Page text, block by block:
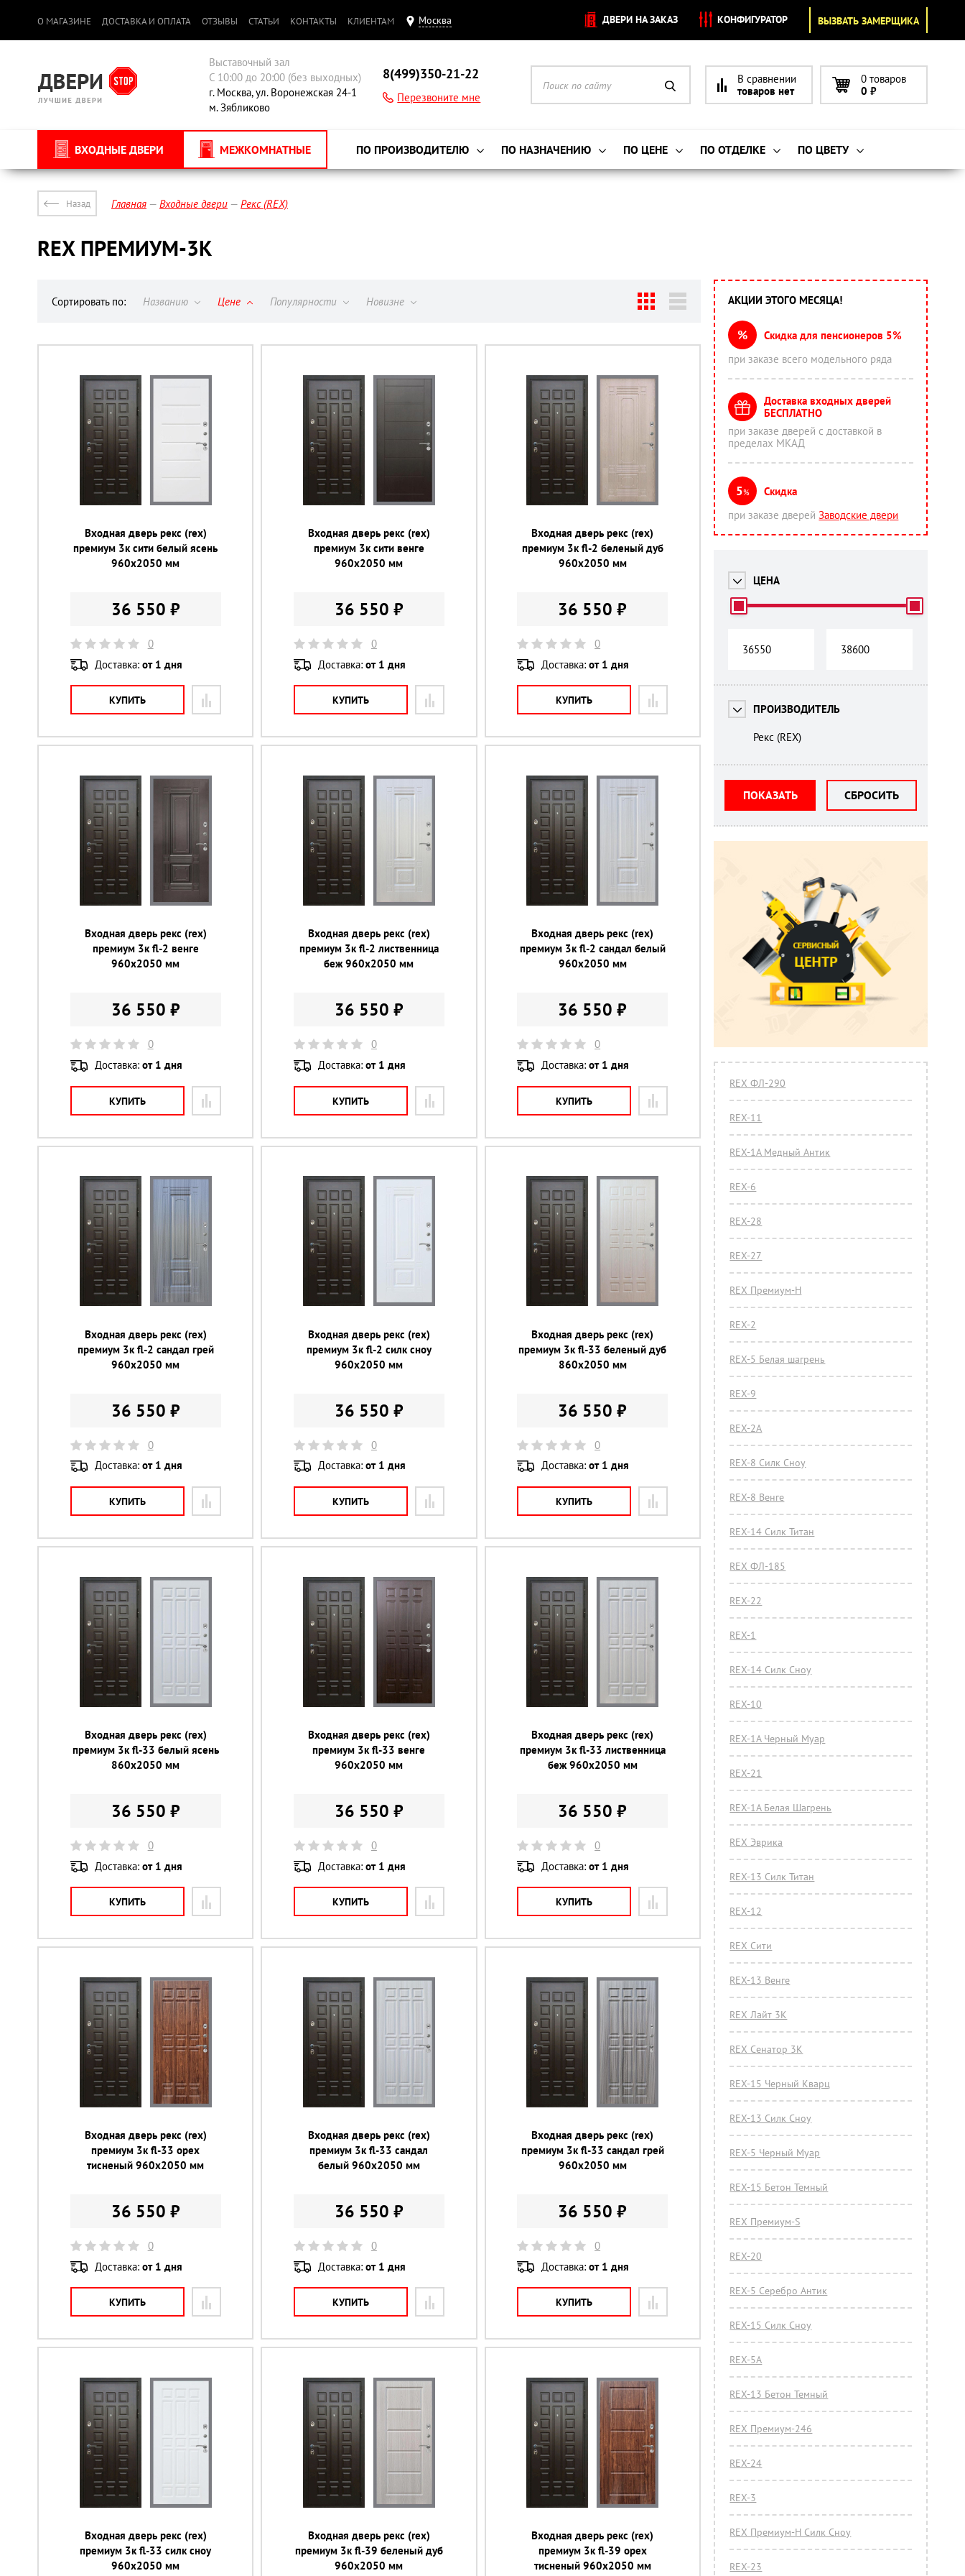
О МАГАЗИНЕ ДОСТАВКА И ОПЛАТА ОТЗЫВЫ СТАТЬИ КОНТАКТЫ КЛИЕНТАМ Москва ДВЕРИ НА ЗАКАЗ КОНФИГУРАТОР ВЫЗВАТЬ ЗАМЕРЩИКА
Выставочный зал
С 10:00 до 20:00 (без выходных)
г. Москва, ул. Воронежская 24-1
м. Зябликово
8(499)350-21-22
Перезвоните мне
В сравнении
товаров нет
0 товаров
0 ₽
ВХОДНЫЕ ДВЕРИ ПО ПРОИЗВОДИТЕЛЮ ПО НАЗНАЧЕНИЮ ПО ЦЕНЕ ПО ОТДЕЛКЕ ПО ЦВЕТУ
МЕЖКОМНАТНЫЕ
Назад Главная Входные двери Рекс (REX)
REX ПРЕМИУМ-3К
Сортировать по: Названию Цене Популярности Новизне
Входная дверь рекс (rex)
премиум 3к сити белый ясень
960х2050 мм
36 550 ₽
0
Доставка: от 1 дня
КУПИТЬ
Входная дверь рекс (rex)
премиум 3к сити венге
960х2050 мм
36 550 ₽
0
Доставка: от 1 дня
КУПИТЬ
Входная дверь рекс (rex)
премиум 3к fl-2 беленый дуб
960х2050 мм
36 550 ₽
0
Доставка:от 1 дня
КУПИТЬ
Входная дверь рекс (rex)
премиум 3к fl-2 венге
960х2050 мм
36 550 ₽
0
Доставка: от 1 дня
КУПИТЬ
Входная дверь рекс (rex)
премиум 3к fl-2 лиственница
беж 960х2050 мм
36 550 ₽
0
Доставка: от 1 дня
КУПИТЬ
Входная дверь рекс (rex)
премиум 3к fl-2 сандал белый
960х2050 мм
36 550 ₽
0
Доставка:от 1 дня
КУПИТЬ
Входная дверь рекс (rex)
премиум 3к fl-2 сандал грей
960х2050 мм
36 550 ₽
0
Доставка: от 1 дня
КУПИТЬ
Входная дверь рекс (rex)
премиум 3к fl-2 силк сноу
960х2050 мм
36 550 ₽
0
Доставка: от 1 дня
КУПИТЬ
Входная дверь рекс (rex)
премиум 3к fl-33 беленый дуб
860х2050 мм
36 550 ₽
0
Доставка:от 1 дня
КУПИТЬ
Входная дверь рекс (rex)
премиум 3к fl-33 белый ясень
860х2050 мм
36 550 ₽
0
Доставка: от 1 дня
КУПИТЬ
Входная дверь рекс (rex)
премиум 3к fl-33 венге
960х2050 мм
36 550 ₽
0
Доставка: от 1 дня
КУПИТЬ
Входная дверь рекс (rex)
премиум 3к fl-33 лиственница
беж 960х2050 мм
36 550 ₽
0
Доставка:от 1 дня
КУПИТЬ
Входная дверь рекс (rex)
премиум 3к fl-33 орех
тисненый 960х2050 мм
36 550 ₽
0
Доставка: от 1 дня
КУПИТЬ
Входная дверь рекс (rex)
премиум 3к fl-33 сандал
белый 960х2050 мм
36 550 ₽
0
Доставка: от 1 дня
КУПИТЬ
Входная дверь рекс (rex)
премиум 3к fl-33 сандал грей
960х2050 мм
36 550 ₽
0
Доставка:от 1 дня
КУПИТЬ
Входная дверь рекс (rex)
премиум 3к fl-33 силк сноу
960х2050 мм
Входная дверь рекс (rex)
премиум 3к fl-39 беленый дуб
960х2050 мм
Входная дверь рекс (rex)
премиум 3к fl-39 орех
тисненый 960х2050 мм
АКЦИИ ЭТОГО МЕСЯЦА!
%
Скидка для пенсионеров 5%
при заказе всего модельного ряда
Доставка входных дверей
БЕСПЛАТНО
при заказе дверей с доставкой в
пределах МКАД
5%
Скидка
при заказе дверейЗаводские двери
ЦЕНА
ПРОИЗВОДИТЕЛЬ
Рекс (REX)
ПОКАЗАТЬ СБРОСИТЬ
REX ФЛ-290
REX-11
REX-1A Медный Антик
REX-6
REX-28
REX-27
REX Премиум-Н
REX-2
REX-5 Белая шагрень
REX-9
REX-2А
REX-8 Силк Сноу
REX-8 Венге
REX-14 Силк Титан
REX ФЛ-185
REX-22
REX-1
REX-14 Силк Сноу
REX-10
REX-1A Черный Муар
REX-21
REX-1А Белая Шагрень
REX Эврика
REX-13 Силк Титан
REX-12
REX Сити
REX-13 Венге
REX Лайт 3К
REX Сенатор 3К
REX-15 Черный Кварц
REX-13 Силк Сноу
REX-5 Черный Муар
REX-15 Бетон Темный
REX Премиум-S
REX-20
REX-5 Серебро Антик
REX-15 Силк Сноу
REX-5А
REX-13 Бетон Темный
REX Премиум-246
REX-24
REX-3
REX Премиум-Н Силк Сноу
REX-23